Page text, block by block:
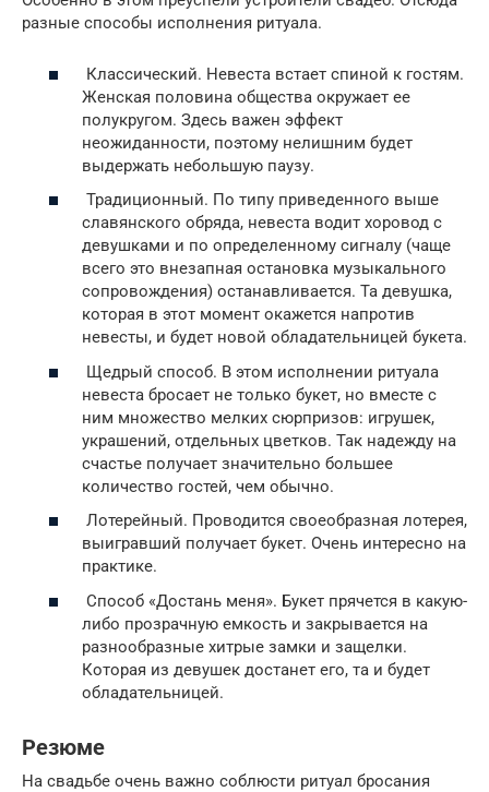
разные способы исполнения ритуала.
Классический. Невеста встает спиной к гостям.
Женская половина общества окружает ее
полукругом. Здесь важен эффект
неожиданности, поэтому нелишним будет
выдержать небольшую паузу.
Традиционный. По типу приведенного выше
славянского обряда, невеста водит хоровод с
девушками и по определенному сигналу (чаще
всего это внезапная остановка музыкального
сопровождения) останавливается. Та девушка,
которая в этот момент окажется напротив
невесты, и будет новой обладательницей букета.
Щедрый способ. В этом исполнении ритуала
невеста бросает не только букет, но вместе с
ним множество мелких сюрпризов: игрушек,
украшений, отдельных цветков. Так надежду на
счастье получает значительно большее
количество гостей, чем обычно.
Лотерейный. Проводится своеобразная лотерея,
выигравший получает букет. Очень интересно на
практике.
Способ «Достань меня». Букет прячется в какую-
либо прозрачную емкость и закрывается на
разнообразные хитрые замки и защелки.
Которая из девушек достанет его, та и будет
обладательницей.
Резюме
На свадьбе очень важно соблюсти ритуал бросания